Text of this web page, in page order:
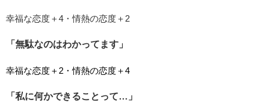
幸福な恋度＋4・情熱の恋度＋2
「無駄なのはわかってます」
幸福な恋度＋2・情熱の恋度＋4
「私に何かできることって…」